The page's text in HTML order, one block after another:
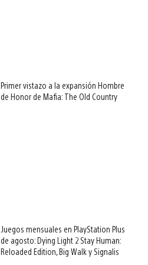
Primer vistazo a la expansión Hombre
de Honor de Mafia: The Old Country
Juegos mensuales en PlayStation Plus
de agosto: Dying Light 2 Stay Human:
Reloaded Edition, Big Walk y Signalis